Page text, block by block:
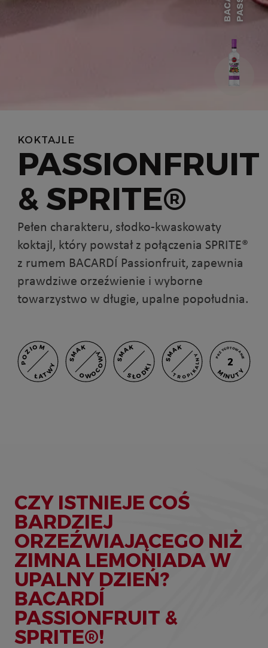
KOKTAJLE
PASSIONFRUIT
& SPRITE®
Pełen charakteru, słodko-kwaskowaty
koktajl, który powstał z połączenia SPRITE®
z rumem BACARDÍ Passionfruit, zapewnia
prawdziwe orzeźwienie i wyborne
towarzystwo w długie, upalne popołudnia.
POZIOM
ŁATWY
SMAKOWOCOWY SMAK
SŁODKI
SMAKTROPIKALNY PRZYGOTOWANIE
2
MINUTY
CZY ISTNIEJE COŚ
BARDZIEJ
ORZEŹWIAJĄCEGO NIŻ
ZIMNA LEMONIADA W
UPALNY DZIEŃ?
BACARDÍ
PASSIONFRUIT &
SPRITE®!